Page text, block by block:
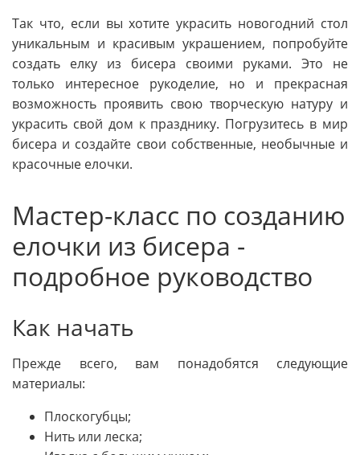
Так что, если вы хотите украсить новогодний стол
уникальным и красивым украшением, попробуйте
создать елку из бисера своими руками. Это не
только интересное рукоделие, но и прекрасная
возможность проявить свою творческую натуру и
украсить свой дом к празднику. Погрузитесь в мир
бисера и создайте свои собственные, необычные и
красочные елочки.
Мастер-класс по созданию
елочки из бисера -
подробное руководство
Как начать
Прежде всего, вам понадобятся следующие
материалы:
Плоскогубцы;
Нить или леска;